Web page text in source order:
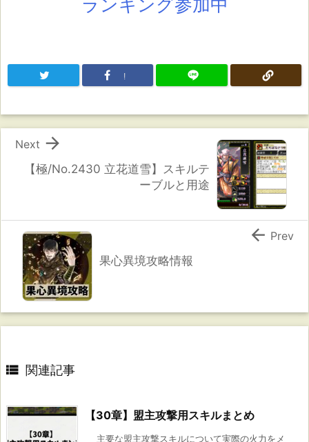
!
【極/No.2430 立花道雪】スキルテ
ーブルと用途

Next
果心異境攻略情報
 Prev
 関連記事
【30章】盟主攻撃用スキルまとめ
主要な盟主攻撃スキルについて実際の火力をメ